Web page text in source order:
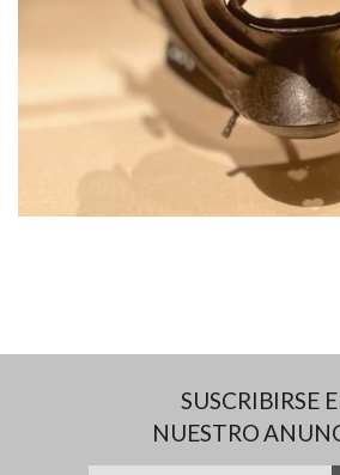
SUSCRIBIRSE
NUESTRO